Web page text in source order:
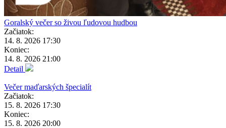
Goralský večer so živou ľudovou hudbou
Začiatok:
14. 8. 2026 17:30
Koniec:
14. 8. 2026 21:00
Detail
Večer maďarských špecialít
Začiatok:
15. 8. 2026 17:30
Koniec:
15. 8. 2026 20:00